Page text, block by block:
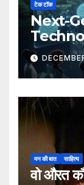
टेक टॉक
Next-
संभावनाएँ,
मन की बात साहित्य
वो औरत